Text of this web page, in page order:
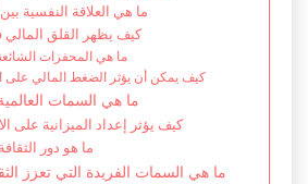
ما هي العلاقة النفسية
كيف يظهر القلق المالي
ما هي المحفزات
كيف يمكن أن يؤثر الضغط المالي على
ما هي السمات
كيف يؤثر إعداد الميزانية على
ما هو دور
ما هي السمات الفريدة التي تعزز